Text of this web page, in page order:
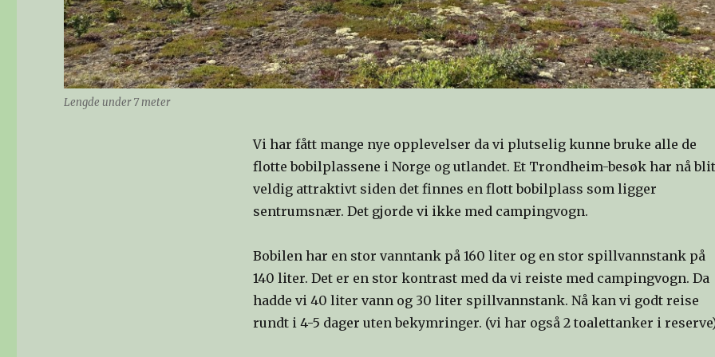
Lengde under 7 meter
Vi har fått mange nye opplevelser da vi plutselig kunne bruke alle de
flotte bobilplassene i Norge og utlandet. Et Trondheim-besøk har nå
veldig attraktivt siden det finnes en flott bobilplass som ligger
sentrumsnær. Det gjorde vi ikke med campingvogn.
Bobilen har en stor vanntank på 160 liter og en stor spillvannstank på
140 liter. Det er en stor kontrast med da vi reiste med campingvogn. Da
hadde vi 40 liter vann og 30 liter spillvannstank. Nå kan vi godt reise
rundt i 4-5 dager uten bekymringer. (vi har også 2 toalettanker i